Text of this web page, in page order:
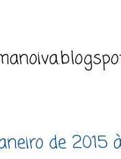
de 2015